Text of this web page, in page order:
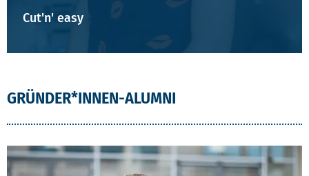
Cut'n' easy
GRÜNDER*INNEN-ALUMNI